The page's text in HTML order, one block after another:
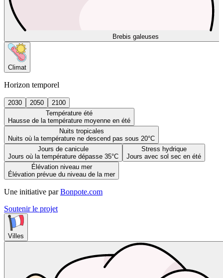
Brebis galeuses
Climat
Horizon temporel
2030 2050
2100
Température été
Hausse de la température moyenne en été
Nuits tropicales
Nuits où la température ne descend pas sous 20°C
Jours de canicule
Jours où la température dépasse 35°C
Stress hydrique
Jours avec sol sec en été
Élévation niveau mer
Élévation prévue du niveau de la mer
Une initiative par Bonpote.com
Soutenir le projet
Villes